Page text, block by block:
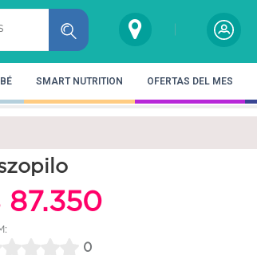
SMART NUTRITION OFERTAS DEL MES
87.350
0